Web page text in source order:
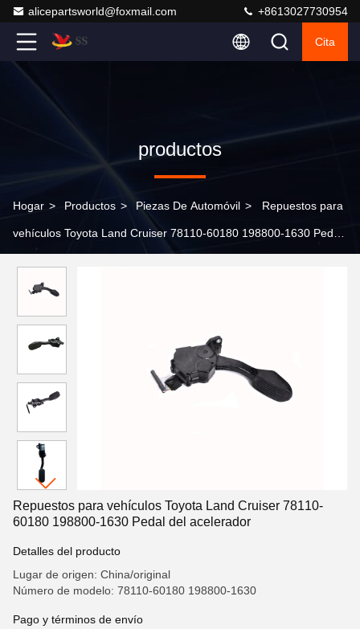
alicepartsworld@foxmail.com +8613027730954
Cita
productos
Hogar > Productos > Piezas De Automóvil > Repuestos para
vehículos Toyota Land Cruiser 78110-60180 198800-1630 Pedal
Repuestos para vehículos Toyota Land Cruiser 78110-
60180 198800-1630 Pedal del acelerador
Detalles del producto
Lugar de origen: China/original
Número de modelo: 78110-60180 198800-1630
Pago y términos de envío